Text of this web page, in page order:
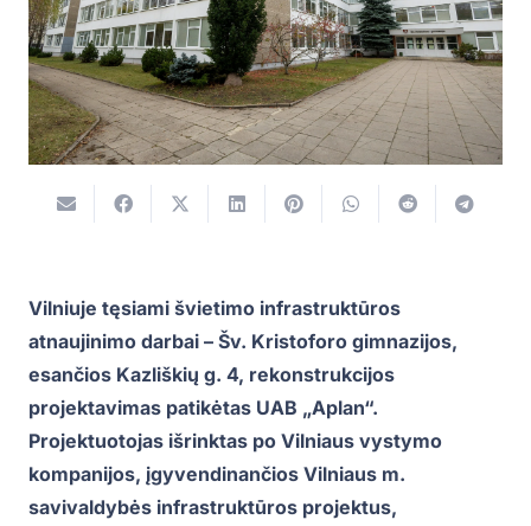
Vilniuje tęsiami švietimo infrastruktūros
atnaujinimo darbai – Šv. Kristoforo gimnazijos,
esančios Kazliškių g. 4, rekonstrukcijos
projektavimas patikėtas UAB „Aplan“.
Projektuotojas išrinktas po Vilniaus vystymo
kompanijos, įgyvendinančios Vilniaus m.
savivaldybės infrastruktūros projektus,